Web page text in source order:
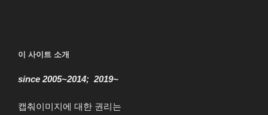
UHD
ray”
이 사이트 소개
since 2005~2014; 2019~
캡춰이미지에 대한 권리는